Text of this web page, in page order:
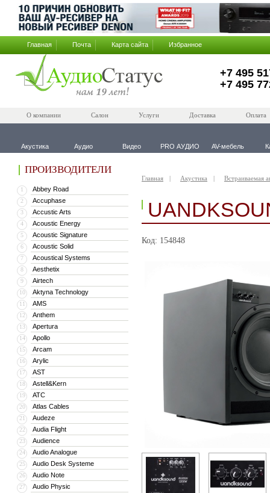
Главная Почта Карта сайта Избранное
+7 495
+7 495
О компании Салон Услуги Доставка Оплата
Акустика Аудио Видео PRO АУДИО AV-мебель
ПРОИЗВОДИТЕЛИ
1 Abbey Road
2 Accuphase
3 Accustic Arts
4 Acoustic Energy
5 Acoustic Signature
6 Acoustic Solid
7 Acoustical Systems
8 Aesthetix
9 Airtech
10 Aktyna Technology
11 AMS
12 Anthem
13 Apertura
14 Apollo
15 Arcam
16 Arylic
17 AST
18 Astell&Kern
19 ATC
20 Atlas Cables
21 Audeze
22 Audia Flight
23 Audience
24 Audio Analogue
25 Audio Desk Systeme
26 Audio Note
27 Audio Physic
Главная Акустика Встраиваемая
Код: 154848